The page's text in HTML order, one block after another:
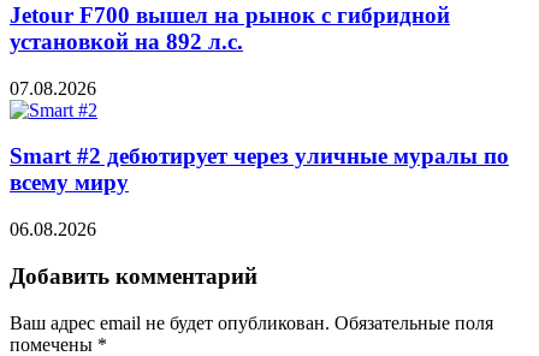
Jetour F700 вышел на рынок с гибридной
установкой на 892 л.с.
07.08.2026
Smart #2 дебютирует через уличные муралы по
всему миру
06.08.2026
Добавить комментарий
Ваш адрес email не будет опубликован. Обязательные поля
помечены *